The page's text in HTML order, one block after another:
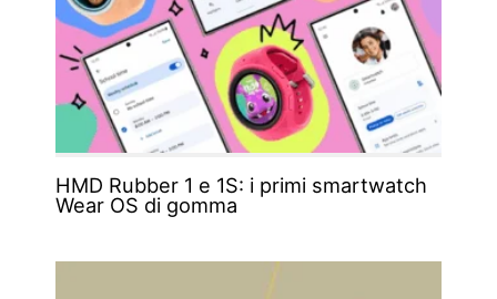
HMD Rubber 1 e 1S: i primi smartwatch
Wear OS di gomma